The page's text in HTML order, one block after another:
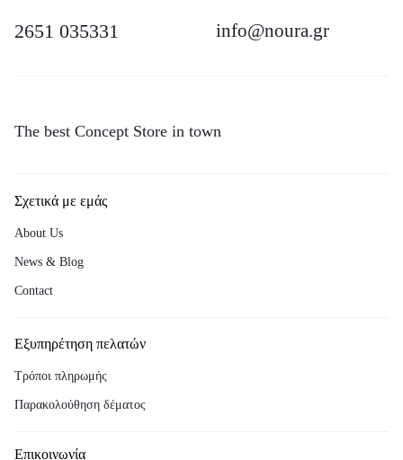
2651 035331 info@noura.gr
The best Concept Store in town
Σχετικά με εμάς
About Us
News & Blog
Contact
Εξυπηρέτηση πελατών
Τρόποι πληρωμής
Παρακολούθηση δέματος
Επικοινωνία